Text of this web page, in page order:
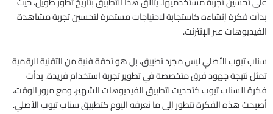
بدأت فكرة إنشاءه كاستجابة لاحتياجات مستمرة لتحسين تجربة مشاهدة
الفيديوهات عبر الإنترنت.
سناب تيوب الأصلي ليس مجرد تطبيق، بل هو تحفة فنية من التقنية الرقمية
تمثل نتيجة جهود فرق متخصصة في تطوير تجربة استخدام فريدة. بدأت
فكرة السناب تيوب كتحديث لتطبيق الفيديوهات الشهير، ومع مرور الوقت،
أصبحت هذه الفكرة تتطور إلى ما نعرفه اليوم كتطبيق سناب تيوب الأصلي.